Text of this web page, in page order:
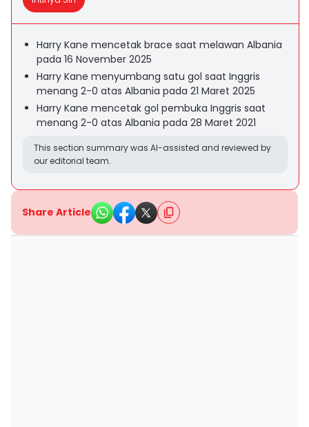
Harry Kane mencetak brace saat melawan Albania
pada 16 November 2025
Harry Kane menyumbang satu gol saat Inggris
menang 2-0 atas Albania pada 21 Maret 2025
Harry Kane mencetak gol pembuka Inggris saat
menang 2-0 atas Albania pada 28 Maret 2021
This section summary was AI-assisted and reviewed by
our editorial team.
Share Article